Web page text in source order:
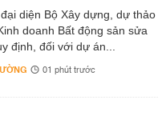
diện Bộ Xây dựng, dự thảo
doanh Bất động sản sửa
định, đối với dự án...
01 phút trước